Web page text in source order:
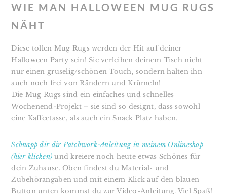
WIE MAN HALLOWEEN MUG RUGS
NÄHT
Diese tollen Mug Rugs werden der Hit auf deiner
Halloween Party sein! Sie verleihen deinem Tisch nicht
nur einen gruselig/schönen Touch, sondern halten ihn
auch noch frei von Rändern und Krümeln!
⁣⁣Die Mug Rugs sind ein einfaches und schnelles
Wochenend-Projekt – sie sind so designt, dass sowohl
eine Kaffeetasse, als auch ein Snack Platz haben.
Schnapp dir dir Patchwork-Anleitung in meinem Onlineshop
(hier klicken) und kreiere noch heute etwas Schönes für
dein Zuhause. Oben findest du Material- und
Zubehörangaben und mit einem Klick auf den blauen
Button unten kommst du zur Video-Anleitung. Viel Spaß!